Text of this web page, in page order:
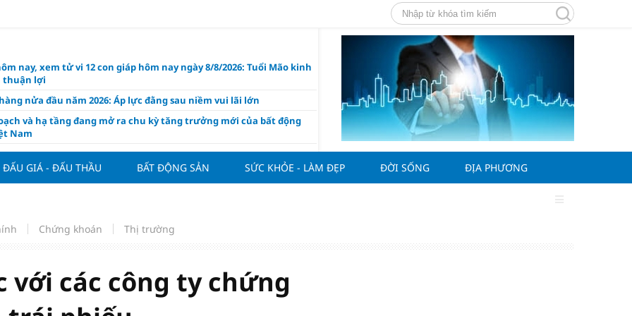
nay, xem tử vi 12 con giáp hôm nay ngày 8/8/2026: Tuổi Mão kinh
thuận lợi
nửa đầu năm 2026: Áp lực đằng sau niềm vui lãi lớn
và hạ tầng đang mở ra chu kỳ tăng trưởng mới của bất động
Nam
giảm 30% thuế cho hộ, cá nhân kinh doanh, doanh nghiệp thu
tỷ đồng
hôm nay 7/8: Thị trường lặng sóng
trẻ quốc tế xem Phú Quốc là “thiên đường lập nghiệp”
vụ Rodri mở đường cho Man Utd sở hữu tiền vệ báu vật của
thức đối với tham vọng công nghệ của Đông Nam Á
đấu giá 57 lô đất tại phường Kiến An, với giá khởi điểm từ 18
ĐẤU GIÁ - ĐẤU THẦU BẤT ĐỘNG SẢN SỨC KHỎE - LÀM ĐẸP ĐỜI SỐNG ĐỊA PHƯƠNG
Chứng khoán Thị trường
với các công ty chứng